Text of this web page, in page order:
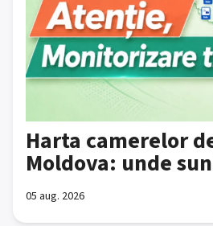
Harta camerelor
Moldova: unde
05 aug. 2026